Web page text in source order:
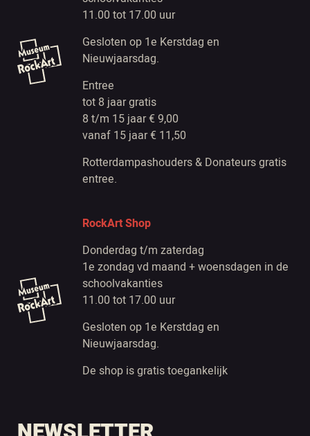
11.00 tot 17.00 uur
Gesloten op 1e Kerstdag en
Nieuwjaarsdag.
Entree
tot 8 jaar gratis
8 t/m 15 jaar € 9,00
vanaf 15 jaar € 11,50
Rotterdampashouders & Donateurs gratis
entree.
RockArt Shop
Donderdag t/m zaterdag
1e zondag vd maand + woensdagen in de
schoolvakanties
11.00 tot 17.00 uur
Gesloten op 1e Kerstdag en
Nieuwjaarsdag.
De shop is gratis toegankelijk